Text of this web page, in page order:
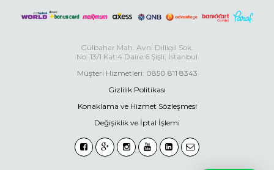
Gülbahar Mah. Avni Dilligil Sok.
No: 13/1 Kat:4 Daire:6 Şişli, İstanbul
Müşteri Hizmetleri: 0850 811 8343
Gizlilik Politikası
Konaklama ve Hizmet Sözleşmesi
Değişiklik ve İptal İşlemi